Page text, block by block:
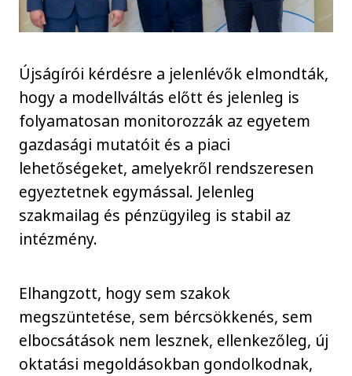
Újságírói kérdésre a jelenlévők elmondták,
hogy a modellváltás előtt és jelenleg is
folyamatosan monitorozzák az egyetem
gazdasági mutatóit és a piaci
lehetőségeket, amelyekről rendszeresen
egyeztetnek egymással. Jelenleg
szakmailag és pénzügyileg is stabil az
intézmény.
Elhangzott, hogy sem szakok
megszüntetése, sem bércsökkenés, sem
elbocsátások nem lesznek, ellenkezőleg, új
oktatási megoldásokban gondolkodnak,